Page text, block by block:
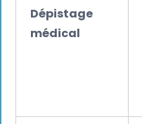
Dépistage
médical